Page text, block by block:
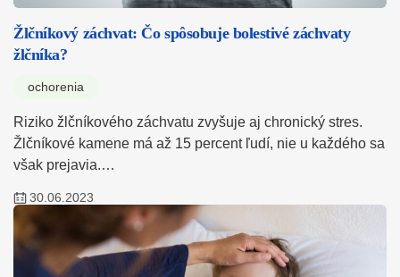
Žlčníkový záchvat: Čo spôsobuje bolestivé záchvaty
žlčníka?
ochorenia
Riziko žlčníkového záchvatu zvyšuje aj chronický stres.
Žlčníkové kamene má až 15 percent ľudí, nie u každého sa
však prejavia.…
30.06.2023